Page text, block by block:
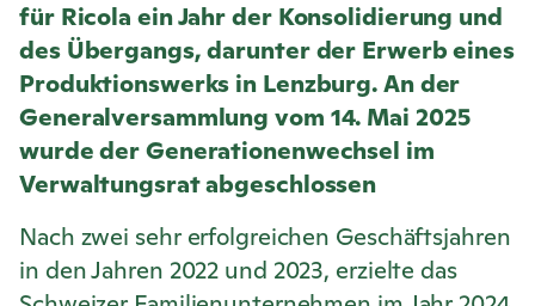
für Ricola ein Jahr der Konsolidierung und
des Übergangs, darunter der Erwerb eines
Produktionswerks in Lenzburg. An der
Generalversammlung vom 14. Mai 2025
wurde der Generationenwechsel im
Verwaltungsrat abgeschlossen
Nach zwei sehr erfolgreichen Geschäftsjahren
in den Jahren 2022 und 2023, erzielte das